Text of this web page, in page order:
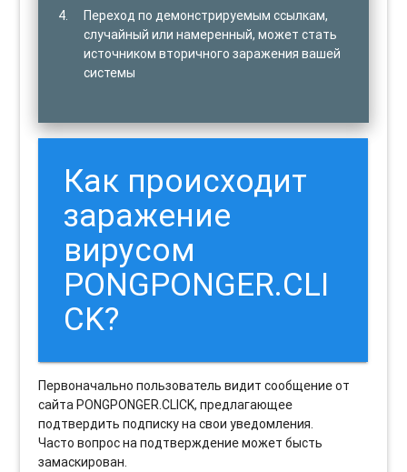
Переход по демонстрируемым ссылкам,
случайный или намеренный, может стать
источником вторичного заражения вашей
системы
Как происходит
заражение
вирусом
PONGPONGER.CLI
CK?
Первоначально пользователь видит сообщение от
сайта PONGPONGER.CLICK, предлагающее
подтвердить подписку на свои уведомления.
Часто вопрос на подтверждение может бысть
замаскирован.